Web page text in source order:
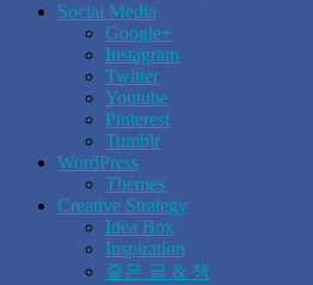
Social Media
Google+
Instagram
Twitter
Youtube
Pinterest
Tumblr
WordPress
Themes
Creative Strategy
Idea Box
Inspiration
좋은 글 & 책